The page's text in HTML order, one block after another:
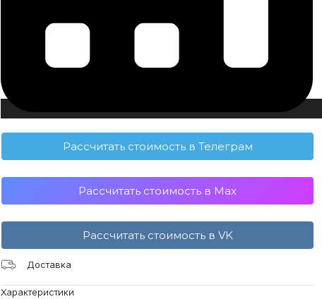
Рассчитать стоимость в Телеграм
Рассчитать стоимость в Max
Рассчитать стоимость в VK
Доставка
Характеристики